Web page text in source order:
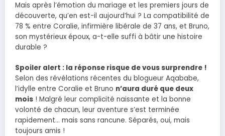
Mais après l’émotion du mariage et les premiers jours de
découverte, qu’en est-il aujourd’hui ? La compatibilité de
78 % entre Coralie, infirmière libérale de 37 ans, et Bruno,
son mystérieux époux, a-t-elle suffi à bâtir une histoire
durable ?
Spoiler alert : la réponse risque de vous surprendre !
Selon des révélations récentes du blogueur Aqababe,
l’idylle entre Coralie et Bruno n’aura duré que deux
mois ! Malgré leur complicité naissante et la bonne
volonté de chacun, leur aventure s’est terminée
rapidement… mais sans rancune. Séparés, oui, mais
toujours amis !